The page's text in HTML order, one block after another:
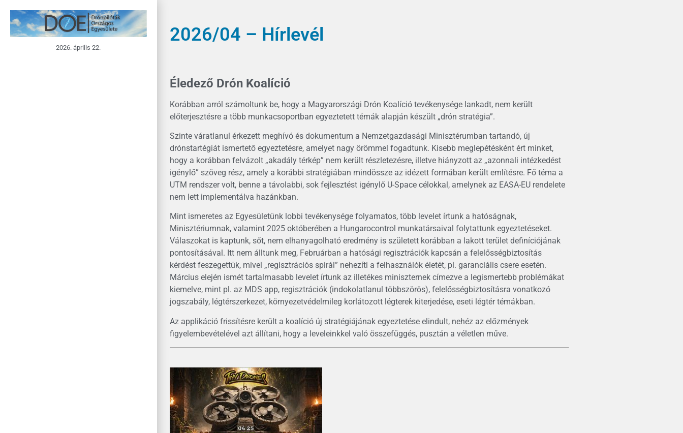
2026. április 22.
2026/04 – Hírlevél
Éledező Drón Koalíció
Korábban arról számoltunk be, hogy a Magyarországi Drón Koalíció tevékenysége lankadt, nem került
előterjesztésre a több munkacsoportban egyeztetett témák alapján készült „drón stratégia”.
Szinte váratlanul érkezett meghívó és dokumentum a Nemzetgazdasági Minisztérumban tartandó, új
drónstartégiát ismertető egyeztetésre, amelyet nagy örömmel fogadtunk. Kisebb meglepétésként ért minket,
hogy a korábban felvázolt „akadály térkép” nem került részletezésre, illetve hiányzott az „azonnali intézkedést
igénylő” szöveg rész, amely a korábbi stratégiában mindössze az idézett formában került említésre. Fő téma a
UTM rendszer volt, benne a távolabbi, sok fejlesztést igénylő U-Space célokkal, amelynek az EASA-EU rendelete
nem lett implementálva hazánkban.
Mint ismeretes az Egyesületünk lobbi tevékenysége folyamatos, több levelet írtunk a hatóságnak,
Minisztériumnak, valamint 2025 októberében a Hungarocontrol munkatársaival folytattunk egyeztetéseket.
Válaszokat is kaptunk, sőt, nem elhanyagolható eredmény is született korábban a lakott terület definíciójának
pontosításával. Itt nem álltunk meg, Februárban a hatósági regisztrációk kapcsán a felelősségbiztosítás
kérdést feszegettük, mivel „regisztrációs spirál” nehezíti a felhasználók életét, pl. garanciális csere esetén.
Március elején ismét tartalmasabb levelet írtunk az illetékes miniszternek címezve a legismertebb problémákat
kiemelve, mint pl. az MDS app, regisztrációk (indokolatlanul többszörös), felelősségbiztosításra vonatkozó
jogszabály, légtérszerkezet, környezetvédelmileg korlátozott légterek kiterjedése, eseti légtér témákban.
Az applikáció frissítésre került a koalíció új stratégiájának egyeztetése elindult, nehéz az előzmények
figyelembevételével azt állítani, hogy a leveleinkkel való összefüggés, pusztán a véletlen műve.